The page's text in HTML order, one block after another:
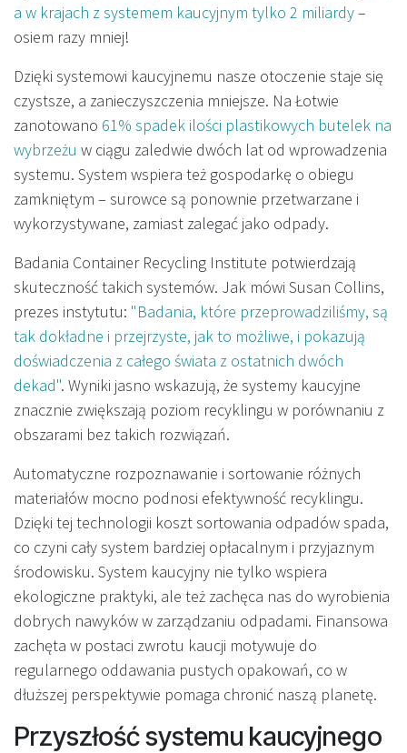
a w krajach z systemem kaucyjnym tylko 2 miliardy–
osiem razy mniej!
Dzięki systemowi kaucyjnemu nasze otoczenie staje się
czystsze, a zanieczyszczenia mniejsze. Na Łotwie
zanotowano 61% spadek ilości plastikowych butelek na
wybrzeżu w ciągu zaledwie dwóch lat od wprowadzenia
systemu. System wspiera też gospodarkę o obiegu
zamkniętym – surowce są ponownie przetwarzane i
wykorzystywane, zamiast zalegać jako odpady.
Badania Container Recycling Institute potwierdzają
skuteczność takich systemów. Jak mówi Susan Collins,
prezes instytutu: "Badania, które przeprowadziliśmy, są
tak dokładne i przejrzyste, jak to możliwe, i pokazują
doświadczenia z całego świata z ostatnich dwóch
dekad". Wyniki jasno wskazują, że systemy kaucyjne
znacznie zwiększają poziom recyklingu w porównaniu z
obszarami bez takich rozwiązań.
Automatyczne rozpoznawanie i sortowanie różnych
materiałów mocno podnosi efektywność recyklingu.
Dzięki tej technologii koszt sortowania odpadów spada,
co czyni cały system bardziej opłacalnym i przyjaznym
środowisku. System kaucyjny nie tylko wspiera
ekologiczne praktyki, ale też zachęca nas do wyrobienia
dobrych nawyków w zarządzaniu odpadami. Finansowa
zachęta w postaci zwrotu kaucji motywuje do
regularnego oddawania pustych opakowań, co w
dłuższej perspektywie pomaga chronić naszą planetę.
Przyszłość systemu kaucyjnego